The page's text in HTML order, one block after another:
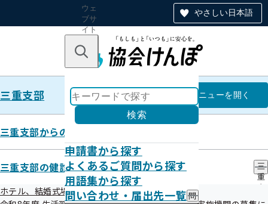
やさしい日本語
ウェ
ブサ
イト
のナ
ン
キーワードで探す
検索
申請書から探す
よくあるご質問から探す
用語集から探す
問い合わせ・届出先一覧 問
三重支部 三重支部
メニューを開く
三重支部からのお知らせ
三重支部の健診・保健指導のご案内
三
重
ホテル、結婚式場等での集団健診（女性限定）
令和5年度 第3回三重支部評議会
資料